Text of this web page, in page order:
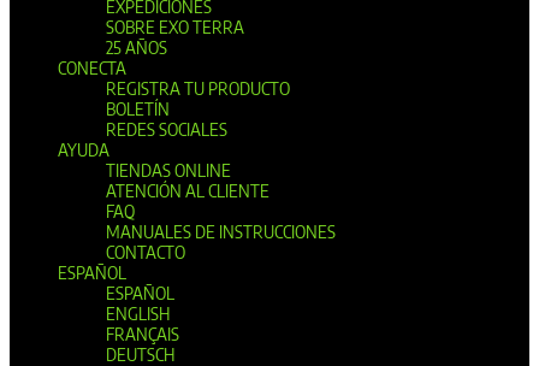
EXPEDICIONES
SOBRE EXO TERRA
25 AÑOS
CONECTA
REGISTRA TU PRODUCTO
BOLETÍN
REDES SOCIALES
AYUDA
TIENDAS ONLINE
ATENCIÓN AL CLIENTE
FAQ
MANUALES DE INSTRUCCIONES
CONTACTO
ESPAÑOL
ESPAÑOL
ENGLISH
FRANÇAIS
DEUTSCH